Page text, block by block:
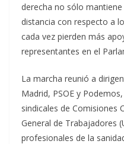
derecha no sólo
distancia con respecto a
cada vez pierden más
representantes en el
La marcha reunió a
Madrid, PSOE y
sindicales de Comisiones
General de Trabajadores
profesionales de la